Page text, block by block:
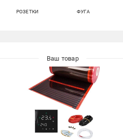
РОЗЕТКИ ФУГА